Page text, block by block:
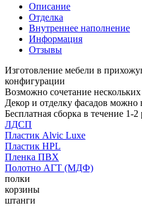
Описание
Отделка
Внутреннее наполнение
Информация
Отзывы
Изготовление мебели в
конфигурации
Возможно сочетание
Декор и отделку фасадов
Бесплатная сборка в течение 1-
ЛДСП
Пластик Alvic Luxe
Пластик HPL
Пленка ПВХ
Полотно АГТ (МДФ)
полки
корзины
штанги